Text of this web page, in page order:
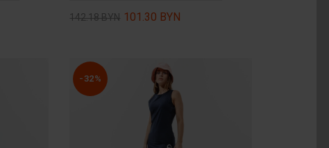
142.18 BYN 101.30 BYN
-32%